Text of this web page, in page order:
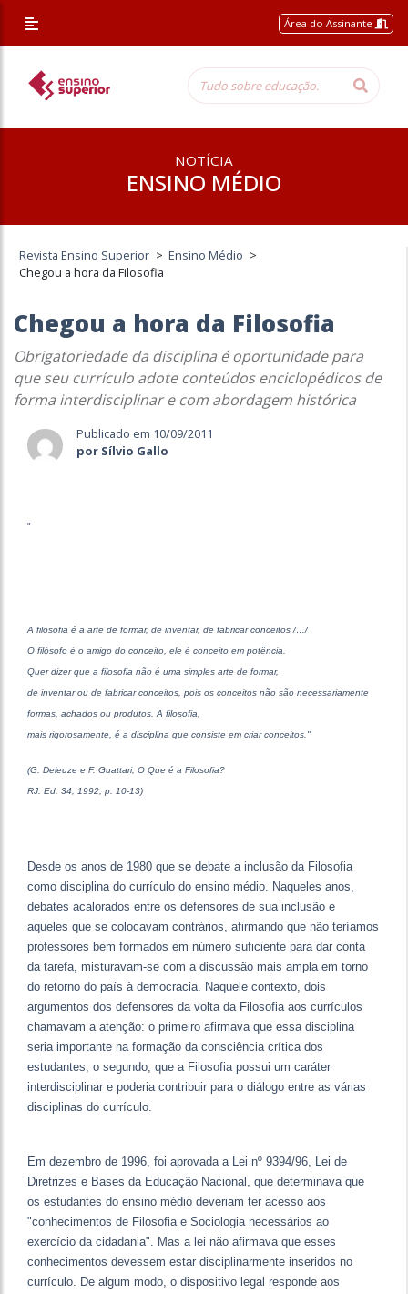
Área do Assinante
NOTÍCIA
ENSINO MÉDIO
Revista Ensino Superior > Ensino Médio >
Chegou a hora da Filosofia
Chegou a hora da Filosofia
Obrigatoriedade da disciplina é oportunidade para
que seu currículo adote conteúdos enciclopédicos de
forma interdisciplinar e com abordagem histórica
Publicado em 10/09/2011
por Sílvio Gallo
"
A filosofia é a arte de formar, de inventar, de fabricar conceitos /…/
O filósofo é o amigo do conceito, ele é conceito em potência.
Quer dizer que a filosofia não é uma simples arte de formar,
de inventar ou de fabricar conceitos, pois os conceitos não são necessariamente
formas, achados ou produtos. A filosofia,
mais rigorosamente, é a disciplina que consiste em criar conceitos."
(G. Deleuze e F. Guattari, O Que é a Filosofia?
RJ: Ed. 34, 1992, p. 10-13)
Desde os anos de 1980 que se debate a inclusão da Filosofia
como disciplina do currículo do ensino médio. Naqueles anos,
debates acalorados entre os defensores de sua inclusão e
aqueles que se colocavam contrários, afirmando que não teríamos
professores bem formados em número suficiente para dar conta
da tarefa, misturavam-se com a discussão mais ampla em torno
do retorno do país à democracia. Naquele contexto, dois
argumentos dos defensores da volta da Filosofia aos currículos
chamavam a atenção: o primeiro afirmava que essa disciplina
seria importante na formação da consciência crítica dos
estudantes; o segundo, que a Filosofia possui um caráter
interdisciplinar e poderia contribuir para o diálogo entre as várias
disciplinas do currículo.
Em dezembro de 1996, foi aprovada a Lei nº 9394/96, Lei de
Diretrizes e Bases da Educação Nacional, que determinava que
os estudantes do ensino médio deveriam ter acesso aos
"conhecimentos de Filosofia e Sociologia necessários ao
exercício da cidadania". Mas a lei não afirmava que esses
conhecimentos devessem estar disciplinarmente inseridos no
currículo. De algum modo, o dispositivo legal responde aos